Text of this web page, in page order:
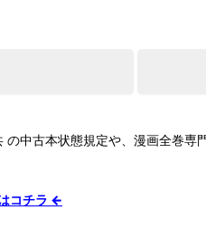
中古本状態規定や、漫画全巻専
コチラ ←